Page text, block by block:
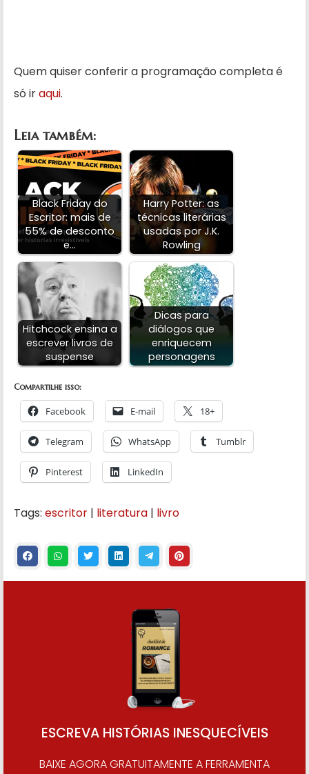
Quem quiser conferir a programação completa é
só iraqui.
Leia também:
Black Friday do
Escritor: mais de
55% de desconto
e…
Harry Potter: as
técnicas literárias
usadas por J.K.
Rowling
Hitchcock ensina a
escrever livros de
suspense
Dicas para
diálogos que
enriquecem
personagens
Compartilhe isso:
Facebook E-mail 18+
Telegram WhatsApp Tumblr
Pinterest LinkedIn
Tags: escritor | literatura | livro
ESCREVA HISTÓRIAS INESQUECÍVEIS
BAIXE AGORA GRATUITAMENTE A FERRAMENTA